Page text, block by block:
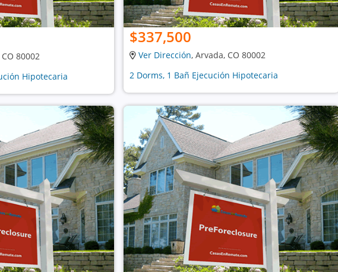
80002
Hipotecaria
$337,500
Ver Dirección, Arvada, CO 80002
2 Dorms, 1 Bañ Ejecución Hipotecaria